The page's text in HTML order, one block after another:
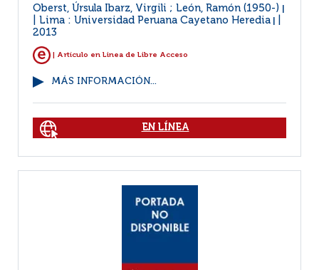
Oberst, Úrsula Ibarz, Virgili ; León, Ramón (1950-)
Lima : Universidad Peruana Cayetano Heredia
2013
| Artículo en Linea de Libre Acceso
MÁS INFORMACIÓN...
EN LÍNEA